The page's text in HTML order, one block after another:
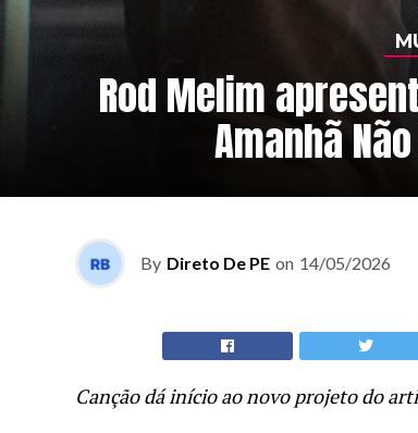
Rod Melim
Amanhã
By Direto De PE on 14/05/2026
Canção dá início ao novo projeto do